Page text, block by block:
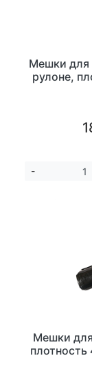
Мешки для
рулоне,
-
Мешки